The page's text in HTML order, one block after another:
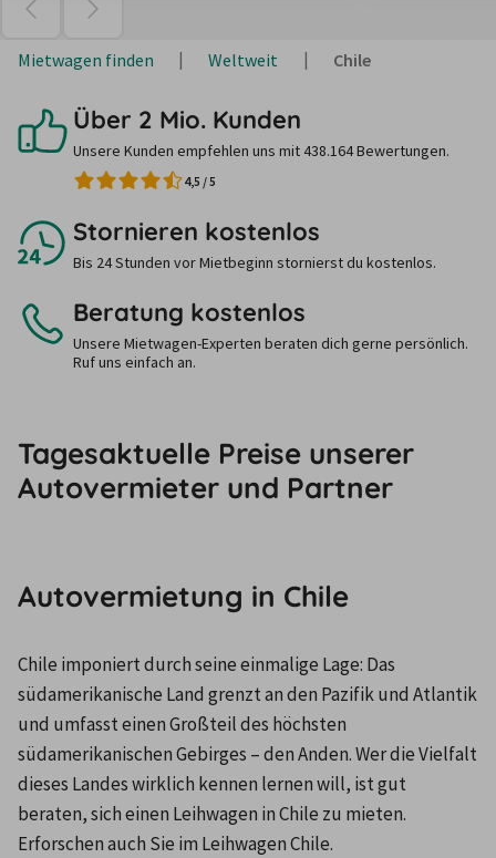
Mietwagen finden Weltweit Chile
Über 2 Mio. Kunden
Unsere Kunden empfehlen uns mit 438.164 Bewertungen.
4,5 /5
Stornieren kostenlos
Bis 24 Stunden vor Mietbeginn stornierst du kostenlos.
Beratung kostenlos
Unsere Mietwagen-Experten beraten dich gerne persönlich.
Ruf uns einfach an.
Tagesaktuelle Preise unserer
Autovermieter und Partner
Autovermietung in Chile
Chile imponiert durch seine einmalige Lage: Das
südamerikanische Land grenzt an den Pazifik und Atlantik
und umfasst einen Großteil des höchsten
südamerikanischen Gebirges – den Anden. Wer die Vielfalt
dieses Landes wirklich kennen lernen will, ist gut
beraten, sich einen Leihwagen in Chile zu mieten.
Erforschen auch Sie im Leihwagen Chile.